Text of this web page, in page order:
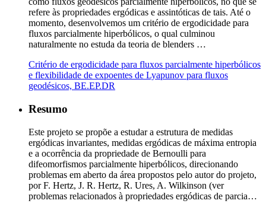
refere às propriedades ergódicas e assintóticas de tais. Até o
momento, desenvolvemos um critério de ergodicidade para
fluxos parcialmente hiperbólicos, o qual culminou
naturalmente no estuda da teoria de blenders …
Critério de ergodicidade para fluxos parcialmente hiperbólicos
e flexibilidade de expoentes de Lyapunov para fluxos
geodésicos, BE.EP.DR
Resumo
Este projeto se propõe a estudar a estrutura de medidas
ergódicas invariantes, medidas ergódicas de máxima entropia
e a ocorrência da propriedade de Bernoulli para
difeomorfismos parcialmente hiperbólicos, direcionando
problemas em aberto da área propostos pelo autor do projeto,
por F. Hertz, J. R. Hertz, R. Ures, A. Wilkinson (ver
problemas relacionados à propriedades ergódicas de parcia…